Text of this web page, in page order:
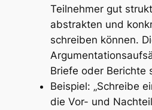
Teilnehmer gut
abstrakten und
schreiben können.
Briefe oder Berichte
Beispiel: „Schreibe
die Vor- und